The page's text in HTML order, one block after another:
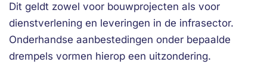
Dit geldt zowel voor bouwprojecten als voor
dienstverlening en leveringen in de infrasector.
Onderhandse aanbestedingen onder bepaalde
drempels vormen hierop een uitzondering.